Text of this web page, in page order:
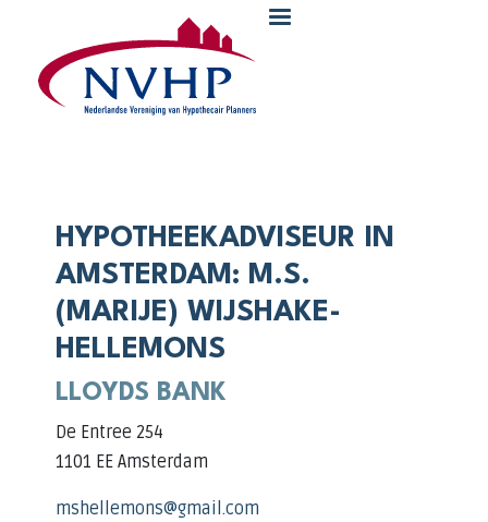
Overslaan en naar de inhoud gaan
HYPOTHEEKADVISEUR IN
AMSTERDAM: M.S.
(MARIJE) WIJSHAKE-
HELLEMONS
LLOYDS BANK
De Entree 254
1101 EE Amsterdam
mshellemons@gmail.com